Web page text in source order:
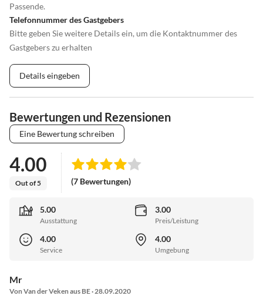
Passende.
Telefonnummer des Gastgebers
Bitte geben Sie weitere Details ein, um die Kontaktnummer des
Gastgebers zu erhalten
Details eingeben
Bewertungen und Rezensionen
Eine Bewertung schreiben
4.00
Out of 5 (7 Bewertungen)
5.00
Ausstattung
3.00
Preis/Leistung
4.00
Service
4.00
Umgebung
Mr
Von Van der Veken aus BE · 28.09.2020